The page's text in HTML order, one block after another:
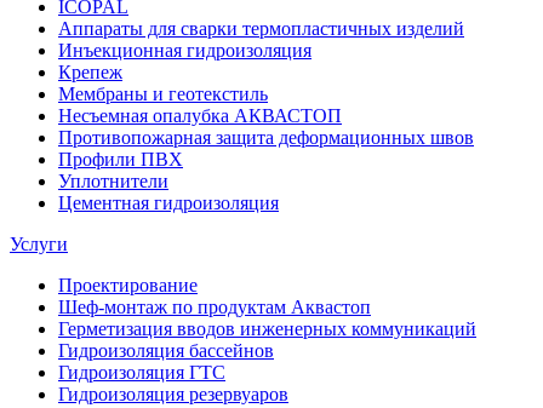
ICOPAL
Аппараты для сварки термопластичных изделий
Инъекционная гидроизоляция
Крепеж
Мембраны и геотекстиль
Несъемная опалубка АКВАСТОП
Противопожарная защита деформационных швов
Профили ПВХ
Уплотнители
Цементная гидроизоляция
Услуги
Проектирование
Шеф-монтаж по продуктам Аквастоп
Герметизация вводов инженерных коммуникаций
Гидроизоляция бассейнов
Гидроизоляция ГТС
Гидроизоляция резервуаров